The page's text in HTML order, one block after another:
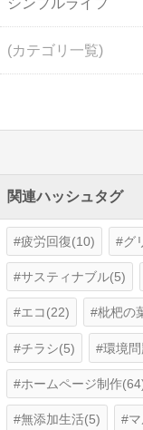
(カテゴリ一覧)
関連ハッシュタグ
疲労回復(10) グ
サスティナブル(5)
エコ(22) 枇杷の
チラシ(5) 環境
ホームページ制作
無添加生活(5)